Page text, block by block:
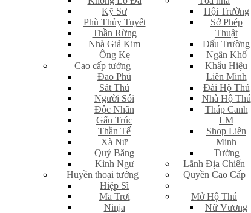
Kỹ Sư
Phù Thủy Tuyết
Thần Rừng
Nhà Giả Kim
Ông Kẹ
Cao cấp tướng
Đao Phủ
Sát Thủ
Người Sói
Độc Nhãn
Gấu Trúc
Thần Tế
Xà Nữ
Quỷ Băng
Kình Ngư
Huyền thoại tướng
Hiệp Sĩ
Ma Trơi
Ninja
Hội Trường
Sở Phép
Thuật
Đấu Trường
Ngân Khố
Khẩu Hiệu
Liên Minh
Đài Hộ Thú
Nhà Hộ Thú
Tháp Canh
LM
Shop Liên
Minh
Tường
Lãnh Địa Chiến
Quyền Cao Cấp
Mở Hộ Thú
Nữ Vương